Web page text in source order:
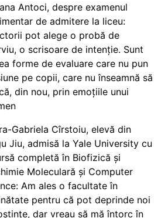
Antoci, despre examenul
de admitere la liceu:
pot alege o probă de
o scrisoare de intenție. Sunt
forme de evaluare care nu pun
pe copii, care nu înseamnă să
din nou, prin emoțiile unui
Gabriela Cîrstoiu, elevă din
Jiu, admisă la Yale University cu
completă în Biofizică și
Moleculară și Computer
Am ales o facultate în
pentru că pot deprinde noi
dar vreau să mă întorc în